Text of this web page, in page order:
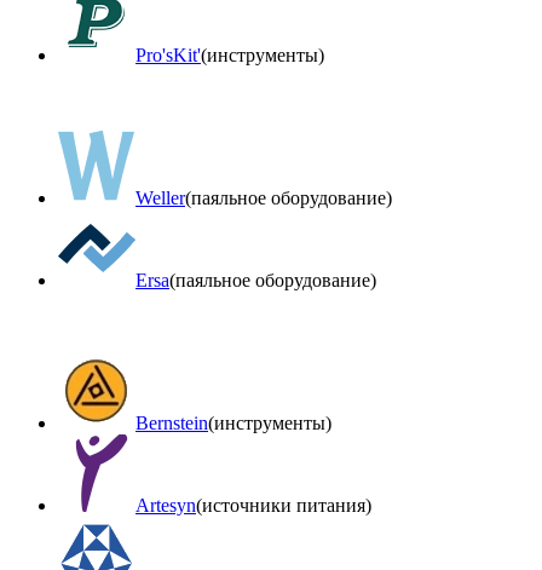
Pro'sKit'(инструменты)
Weller(паяльное оборудование)
Ersa(паяльное оборудование)
Bernstein(инструменты)
Artesyn(источники питания)